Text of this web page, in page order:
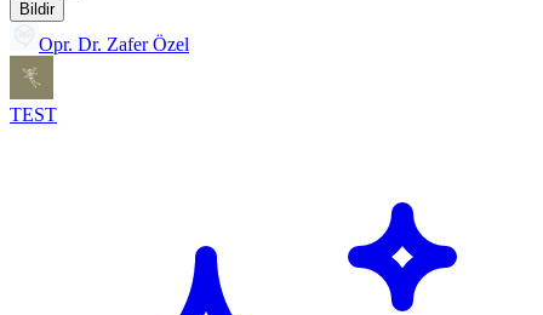
Bildir
Opr. Dr. Zafer Özel
TEST